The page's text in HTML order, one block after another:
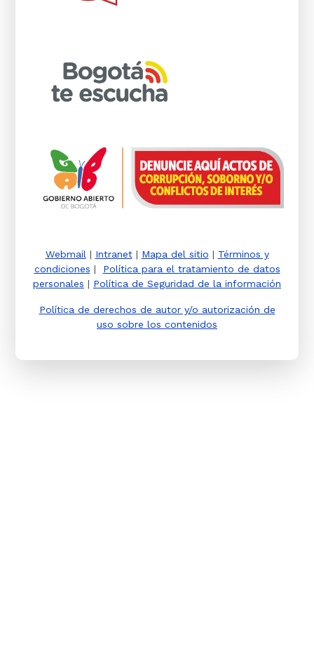
Webmail| Intranet| Mapa del sitio | Términos y
condiciones | Política para el tratamiento de datos
personales | Política de Seguridad de la información
Política de derechos de autor y/o autorización de
uso sobre los contenidos